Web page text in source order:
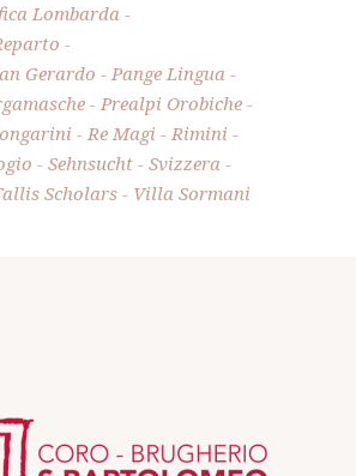
Lombarda
Gerardo
Pange Lingua
Prealpi Orobiche
Re Magi
Rimini
Sehnsucht
Svizzera
Scholars Villa Sormani